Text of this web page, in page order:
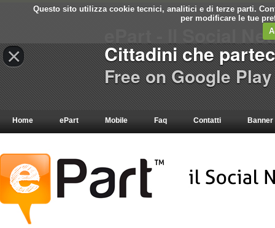
Questo sito utilizza cookie tecnici, analitici e di terze parti.
per modificare le tue
Home ePart Mobile Faq Contatti Banner
×
ePart - Il Social
Cittadini che
Free on Google Play